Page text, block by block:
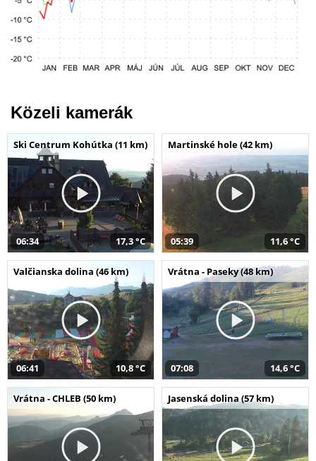
Közeli kamerák
Ski Centrum Kohútka (11 km)
06:34 17,3 °C
Martinské hole (42 km)
05:39 11,6 °C
Valčianska dolina (46 km)
06:41 10,8 °C
Vrátna - Paseky (48 km)
07:08 14,6 °C
Vrátna - CHLEB (50 km) Jasenská dolina (57 km)